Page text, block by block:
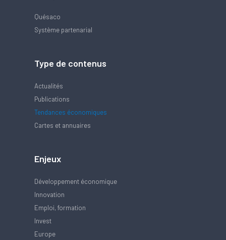
Quésaco
Système partenarial
Type de contenus
Actualités
Publications
Tendances économiques
Cartes et annuaires
Enjeux
Développement économique
Innovation
Emploi, formation
Invest
Europe